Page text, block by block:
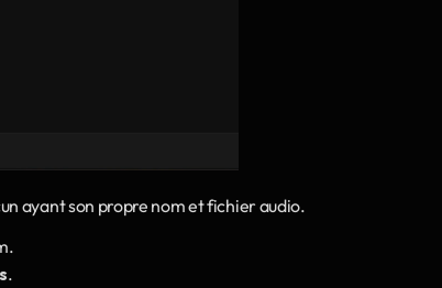
ayant son propre nom et fichier audio.
.